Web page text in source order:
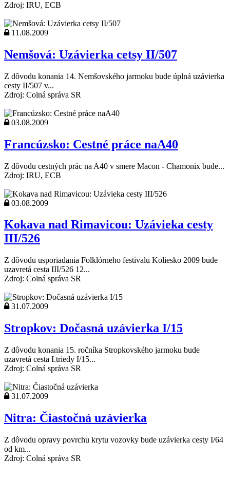
Zdroj: IRU, ECB
11.08.2009
Nemšová: Uzávierka cetsy II/507
Z dôvodu konania 14. Nemšovského jarmoku bude úplná uzávierka
cesty II/507 v...
Zdroj: Colná správa SR
03.08.2009
Francúzsko: Cestné práce naA40
Z dôvodu cestných prác na A40 v smere Macon - Chamonix bude...
Zdroj: IRU, ECB
03.08.2009
Kokava nad Rimavicou: Uzávieka cesty
III/526
Z dôvodu usporiadania Folklórneho festivalu Koliesko 2009 bude
uzavretá cesta III/526 12...
Zdroj: Colná správa SR
31.07.2009
Stropkov: Dočasná uzávierka I/15
Z dôvodu konania 15. ročníka Stropkovského jarmoku bude
uzavretá cesta I.triedy I/15...
Zdroj: Colná správa SR
31.07.2009
Nitra: Čiastočná uzávierka
Z dôvodu opravy povrchu krytu vozovky bude uzávierka cesty I/64
od km...
Zdroj: Colná správa SR